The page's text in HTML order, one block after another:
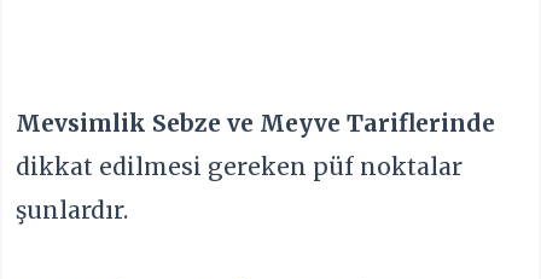
Mevsimlik Sebze ve Meyve Tariflerinde
dikkat edilmesi gereken püf noktalar
şunlardır.